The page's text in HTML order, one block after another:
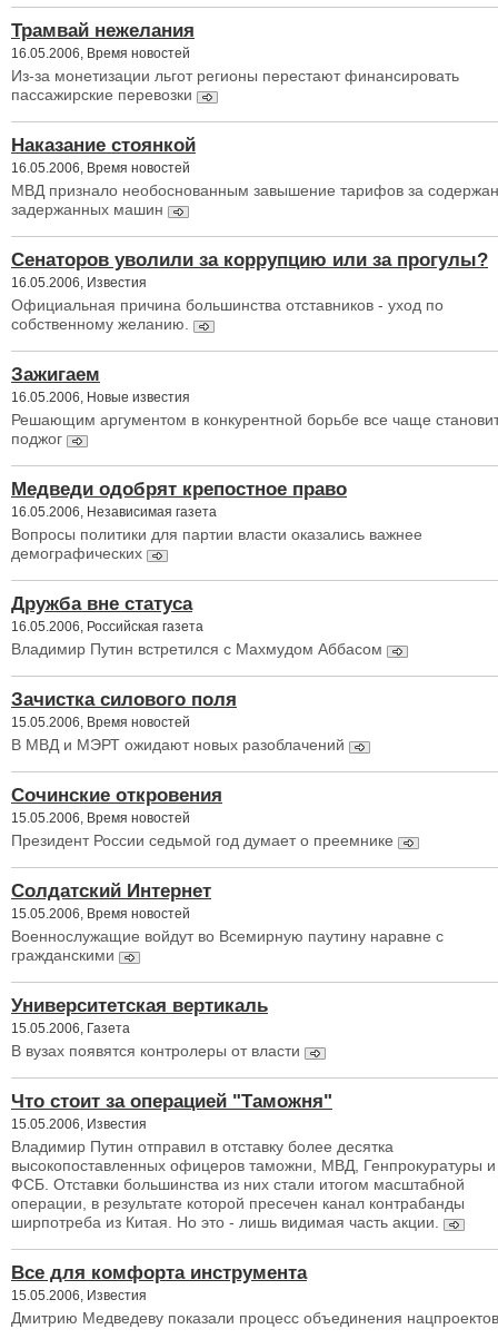
Трамвай нежелания
16.05.2006, Время новостей
Из-за монетизации льгот регионы перестают финансировать
пассажирские перевозки
Наказание стоянкой
16.05.2006, Время новостей
МВД признало необоснованным завышение тарифов за
задержанных машин
Сенаторов уволили за коррупцию или за прогулы?
16.05.2006, Известия
Официальная причина большинства отставников - уход по
собственному желанию.
Зажигаем
16.05.2006, Новые известия
Решающим аргументом в конкурентной борьбе все чаще
поджог
Медведи одобрят крепостное право
16.05.2006, Независимая газета
Вопросы политики для партии власти оказались важнее
демографических
Дружба вне статуса
16.05.2006, Российская газета
Владимир Путин встретился с Махмудом Аббасом
Зачистка силового поля
15.05.2006, Время новостей
В МВД и МЭРТ ожидают новых разоблачений
Сочинские откровения
15.05.2006, Время новостей
Президент России седьмой год думает о преемнике
Солдатский Интернет
15.05.2006, Время новостей
Военнослужащие войдут во Всемирную паутину наравне с
гражданскими
Университетская вертикаль
15.05.2006, Газета
В вузах появятся контролеры от власти
Что стоит за операцией "Таможня"
15.05.2006, Известия
Владимир Путин отправил в отставку более десятка
высокопоставленных офицеров таможни, МВД, Генпрокуратуры и
ФСБ. Отставки большинства из них стали итогом масштабной
операции, в результате которой пресечен канал контрабанды
ширпотреба из Китая. Но это - лишь видимая часть акции.
Все для комфорта инструмента
15.05.2006, Известия
Дмитрию Медведеву показали процесс объединения нацпроектов